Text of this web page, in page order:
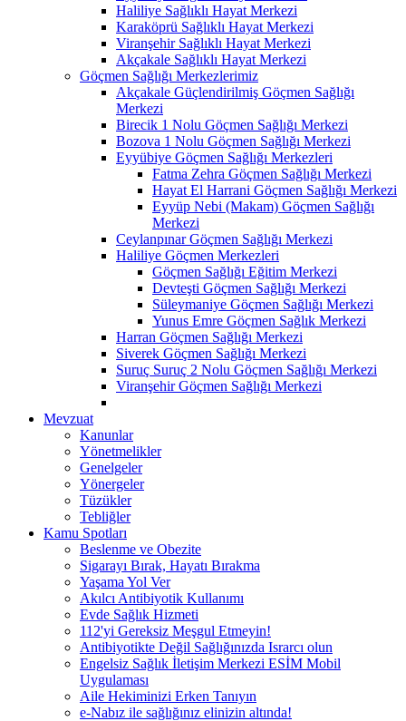
Haliliye Sağlıklı Hayat Merkezi
Karaköprü Sağlıklı Hayat Merkezi
Viranşehir Sağlıklı Hayat Merkezi
Akçakale Sağlıklı Hayat Merkezi
Göçmen Sağlığı Merkezlerimiz
Akçakale Güçlendirilmiş Göçmen Sağlığı
Merkezi
Birecik 1 Nolu Göçmen Sağlığı Merkezi
Bozova 1 Nolu Göçmen Sağlığı Merkezi
Eyyübiye Göçmen Sağlığı Merkezleri
Fatma Zehra Göçmen Sağlığı Merkezi
Hayat El Harrani Göçmen Sağlığı Merkezi
Eyyüp Nebi (Makam) Göçmen Sağlığı
Merkezi
Ceylanpınar Göçmen Sağlığı Merkezi
Haliliye Göçmen Merkezleri
Göçmen Sağlığı Eğitim Merkezi
Devteşti Göçmen Sağlığı Merkezi
Süleymaniye Göçmen Sağlığı Merkezi
Yunus Emre Göçmen Sağlık Merkezi
Harran Göçmen Sağlığı Merkezi
Siverek Göçmen Sağlığı Merkezi
Suruç Suruç 2 Nolu Göçmen Sağlığı Merkezi
Viranşehir Göçmen Sağlığı Merkezi
Mevzuat
Kanunlar
Yönetmelikler
Genelgeler
Yönergeler
Tüzükler
Tebliğler
Kamu Spotları
Beslenme ve Obezite
Sigarayı Bırak, Hayatı Bırakma
Yaşama Yol Ver
Akılcı Antibiyotik Kullanımı
Evde Sağlık Hizmeti
112'yi Gereksiz Meşgul Etmeyin!
Antibiyotikte Değil Sağlığınızda Israrcı olun
Engelsiz Sağlık İletişim Merkezi ESİM Mobil
Uygulaması
Aile Hekiminizi Erken Tanıyın
e-Nabız ile sağlığınız elinizin altında!